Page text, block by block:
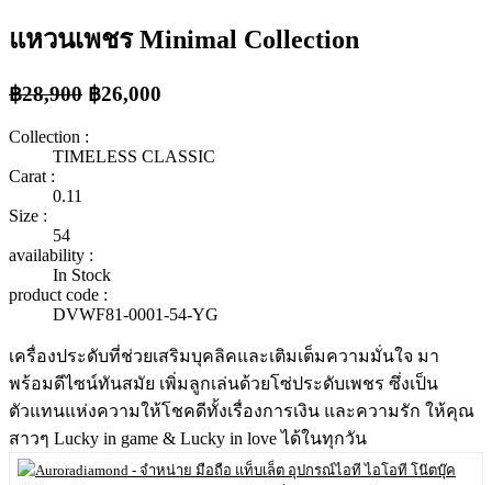
แหวนเพชร Minimal Collection
฿28,900 ฿26,000
Collection :
TIMELESS CLASSIC
Carat :
0.11
Size :
54
availability :
In Stock
product code :
DVWF81-0001-54-YG
เครื่องประดับที่ช่วยเสริมบุคลิคและเติมเต็มความมั่นใจ มา
พร้อมดีไซน์ทันสมัย เพิ่มลูกเล่นด้วยโซ่ประดับเพชร ซึ่งเป็น
ตัวแทนแห่งความให้โชคดีทั้งเรื่องการเงิน และความรัก ให้คุณ
สาวๆ Lucky in game & Lucky in love ได้ในทุกวัน